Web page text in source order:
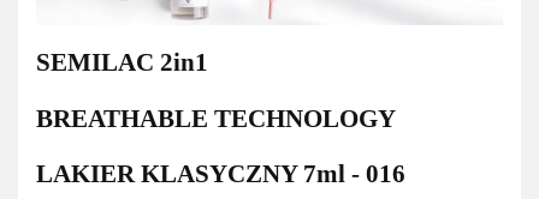
SEMILAC 2in1
BREATHABLE TECHNOLOGY
LAKIER KLASYCZNY 7ml - 016